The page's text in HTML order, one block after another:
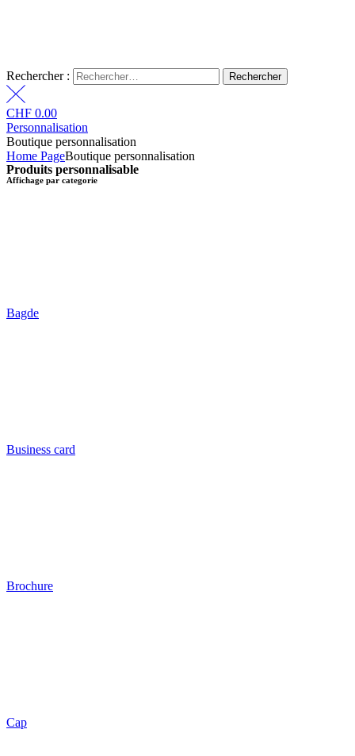
Rechercher :
CHF 0.00
Personnalisation
Boutique personnalisation
Home PageBoutique personnalisation
Produits personnalisable
Affichage par categorie
Bagde
Business card
Brochure
Cap